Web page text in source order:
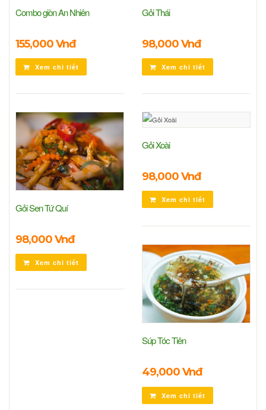
Combo giòn An Nhiên
155,000 Vnđ
Xem chi tiết
Gỏi Thái
98,000 Vnđ
Xem chi tiết
Gỏi Sen Tứ Quí
98,000 Vnđ
Xem chi tiết
Gỏi Xoài
98,000 Vnđ
Xem chi tiết
Súp Tóc Tiên
49,000 Vnđ
Xem chi tiết